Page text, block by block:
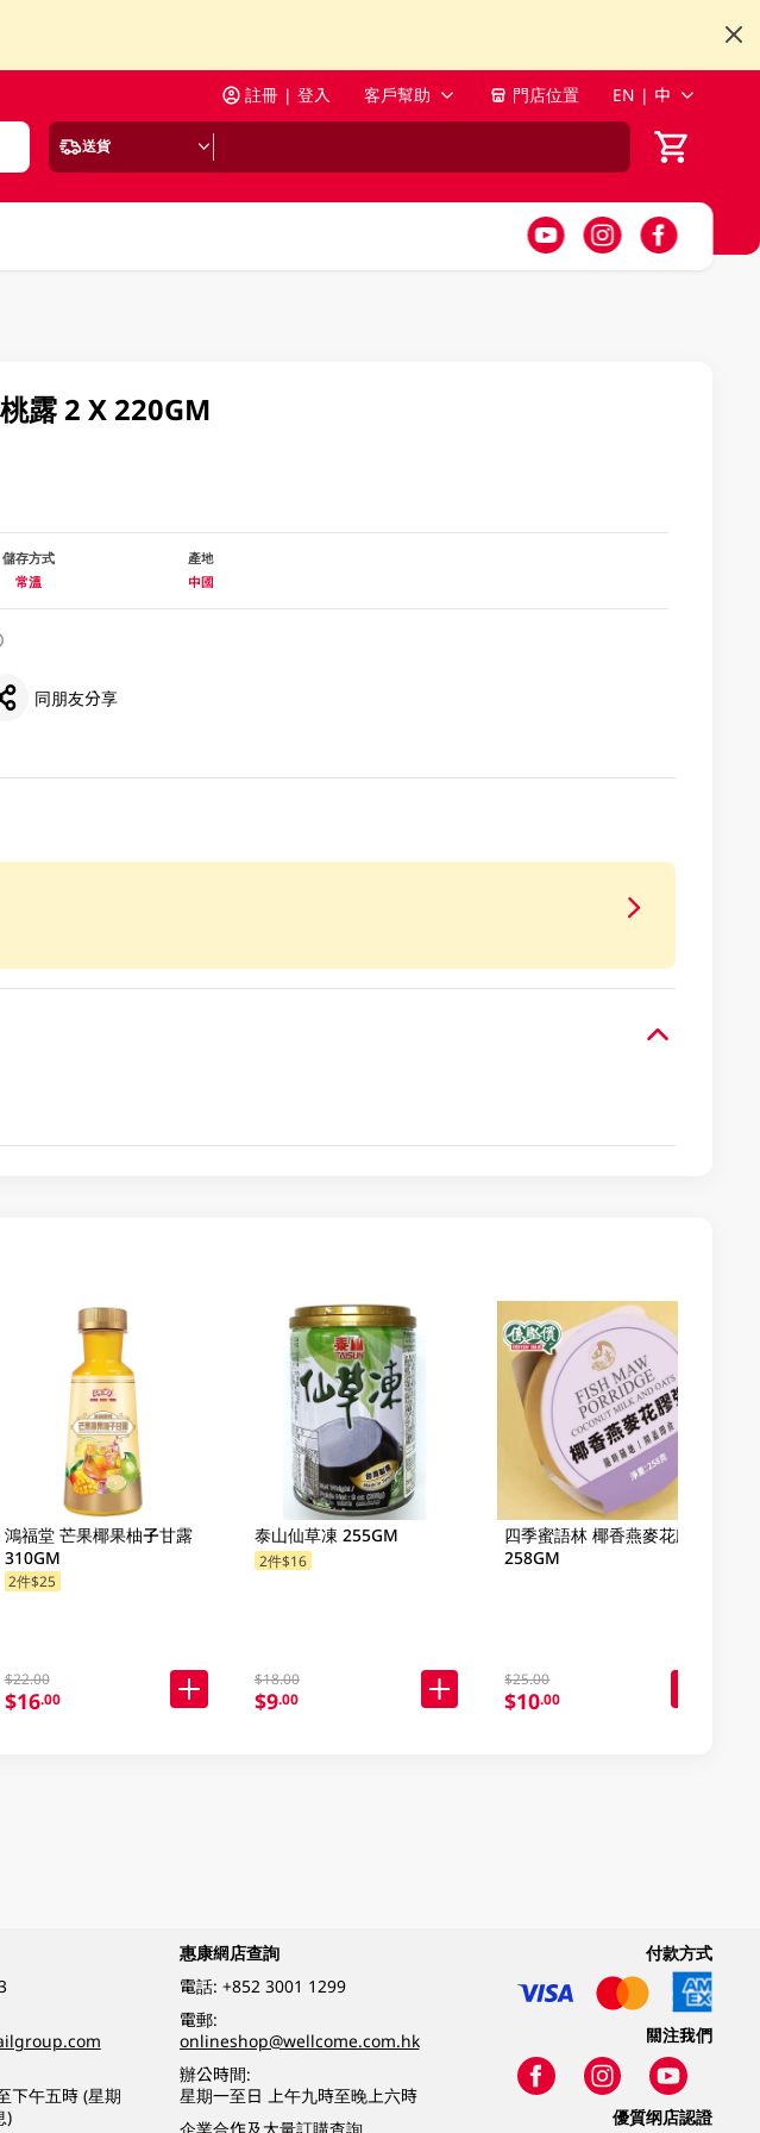
註冊 | 登入 客戶幫助 門店位置 EN | 中
送貨
露 2 X 220GM
儲存方式
常溫
產地
中國
同朋友分享
鴻福堂 芒果椰果柚子甘露
310GM
2件$25
$22.00
$16.00
泰山仙草凍 255GM
2件$16
$18.00
$9.00
四季蜜語林 椰香燕麥花膠粥
258GM
$25.00
$10.00
下午五時 (星期
)
惠康網店查詢
電話: +852 3001 1299
電郵:
onlineshop@wellcome.com.hk
辦公時間:
星期一至日 上午九時至晚上六時
付款方式
關注我們
優質纲店認證